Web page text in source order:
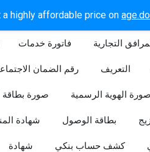
highly affordable price on
فاتورة خدمات التجارية
رقم الضمان التعريف
صورة بطاقة صورة الهوية الرسمية
شهادة بطاقة الوصول
شهادة كشف حساب بنكي